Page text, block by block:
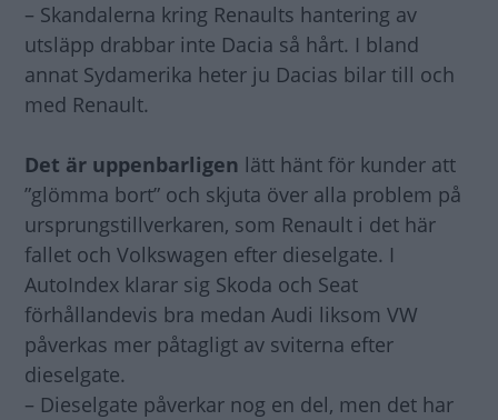
– Skandalerna kring Renaults hantering av
utsläpp drabbar inte Dacia så hårt. I bland
annat Sydamerika heter ju Dacias bilar till och
med Renault.
Det är uppenbarligen lätt hänt för kunder att
”glömma bort” och skjuta över alla problem på
ursprungstillverkaren, som Renault i det här
fallet och Volkswagen efter dieselgate. I
AutoIndex klarar sig Skoda och Seat
förhållandevis bra medan Audi liksom VW
påverkas mer påtagligt av sviterna efter
dieselgate.
– Dieselgate påverkar nog en del, men det har